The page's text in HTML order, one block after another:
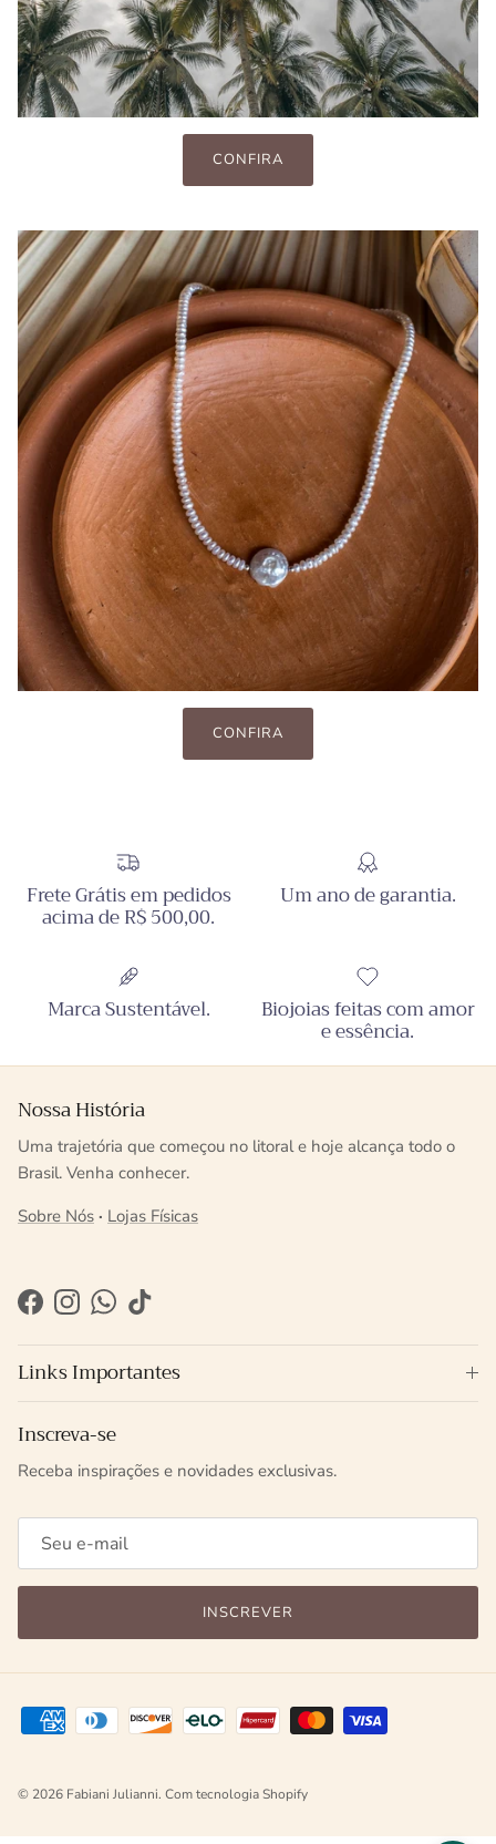
CONFIRA
CONFIRA
Frete Grátis em pedidos
acima de R$ 500,00.
Um ano de garantia.
Marca Sustentável. Biojoias feitas com amor
e essência.
Nossa História
Uma trajetória que começou no litoral e hoje alcança todo o
Brasil. Venha conhecer.
Sobre Nós · Lojas Físicas
FacebookInstagram
WhatsApp
TikTok
Links Importantes
Inscreva-se
Receba inspirações e novidades exclusivas.
INSCREVER
© 2026 Fabiani Julianni. Com tecnologia Shopify